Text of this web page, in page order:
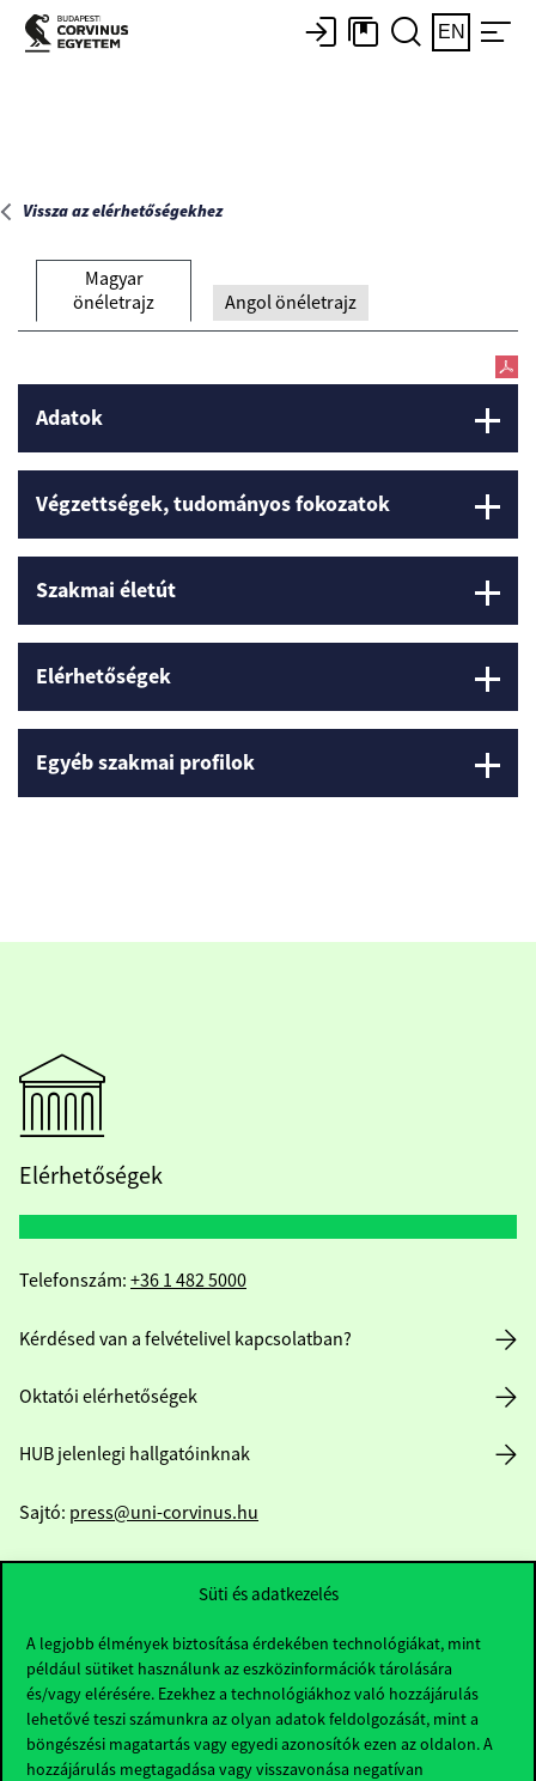
Süti és adatkezelés
A legjobb élmények biztosítása érdekében technológiákat, mint
például sütiket használunk az eszközinformációk tárolására
és/vagy elérésére. Ezekhez a technológiákhoz való hozzájárulás
lehetővé teszi számunkra az olyan adatok feldolgozását, mint a
böngészési magatartás vagy egyedi azonosítók ezen az oldalon. A
hozzájárulás megtagadása vagy visszavonása negatívan
Főoldal
EN
Vissza az elérhetőségekhez
Magyar
önéletrajz
Angol önéletrajz
Adatok
Végzettségek, tudományos fokozatok
Szakmai életút
Elérhetőségek
Egyéb szakmai profilok
Elérhetőségek
Telefonszám: +36 1 482 5000
Kérdésed van a felvételivel kapcsolatban?
Oktatói elérhetőségek
HUB jelenlegi hallgatóinknak
Sajtó: press@uni-corvinus.hu
Hasznos linkek